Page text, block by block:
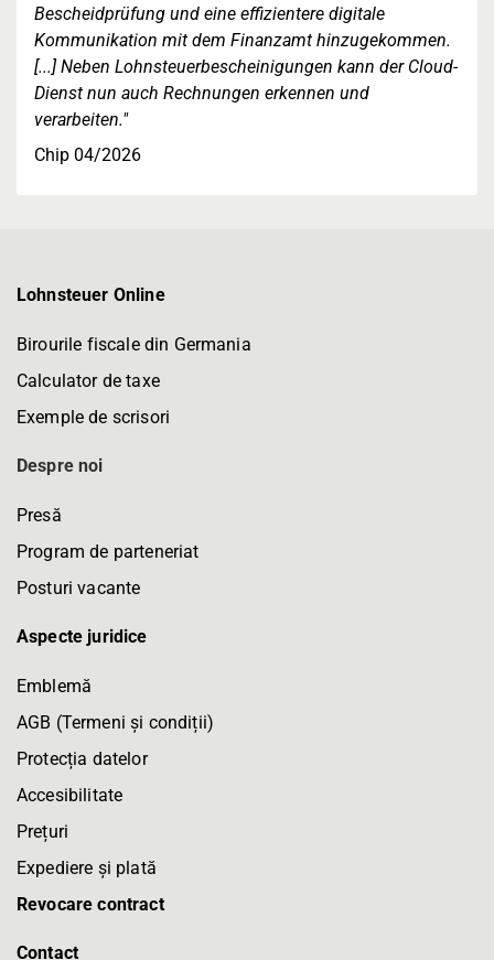
Bescheidprüfung und eine effizientere digitale
Kommunikation mit dem Finanzamt hinzugekommen.
[...] Neben Lohnsteuerbescheinigungen kann der Cloud-
Dienst nun auch Rechnungen erkennen und
verarbeiten."
Chip 04/2026
Lohnsteuer Online
Birourile fiscale din Germania
Calculator de taxe
Exemple de scrisori
Despre noi
Presă
Program de parteneriat
Posturi vacante
Aspecte juridice
Emblemă
AGB (Termeni și condiții)
Protecția datelor
Accesibilitate
Prețuri
Expediere și plată
Revocare contract
Contact